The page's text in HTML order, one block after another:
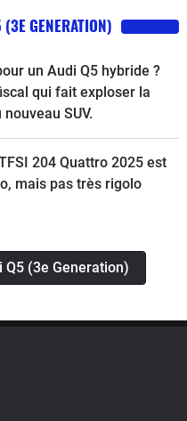
GENERATION)
un Audi Q5 hybride ?
qui fait exploser la
SUV.
204 Quattro 2025 est
mais pas très rigolo
(3e Generation)